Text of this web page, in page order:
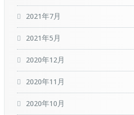
2021年7月
2021年5月
2020年12月
2020年11月
2020年10月